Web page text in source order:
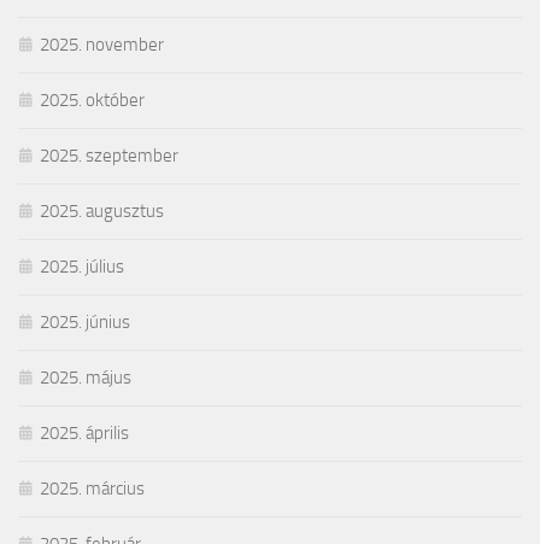
2025. november
2025. október
2025. szeptember
2025. augusztus
2025. július
2025. június
2025. május
2025. április
2025. március